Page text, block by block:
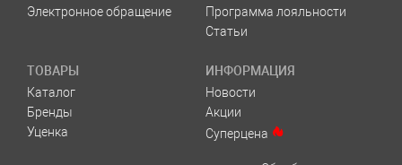
Электронное обращение
Программа лояльности
Статьи
ТОВАРЫ
Каталог
Бренды
Уценка
ИНФОРМАЦИЯ
Новости
Акции
Суперцена